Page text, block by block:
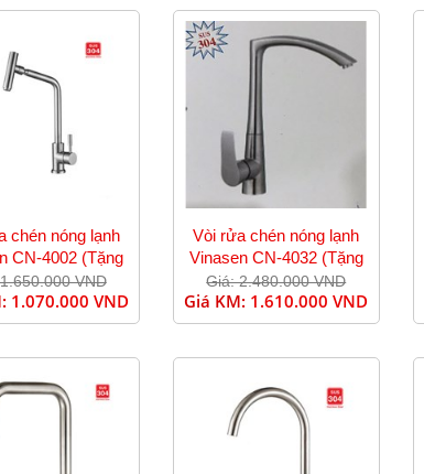
chén nóng lạnh
CN-4002 (Tặng
dây cấp) VND
1.070.000 VND
Vòi rửa chén nóng lạnh
Vinasen CN-4032 (Tặng
dây cấp)
Giá: 2.480.000 VND
Giá KM: 1.610.000 VND